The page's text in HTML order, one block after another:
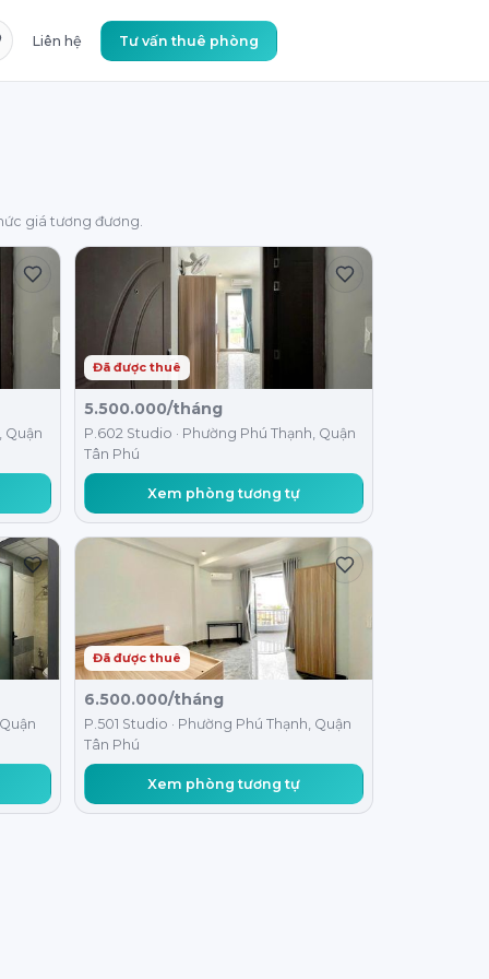
Liên hệ Tư vấn thuê phòng
giá tương đương.
Quận
Đã được thuê
5.500.000/tháng
P.602 Studio · Phường Phú Thạnh, Quận
Tân Phú
Xem phòng tương tự
Đã được thuê
6.500.000/tháng
P.501 Studio · Phường Phú Thạnh, Quận
Tân Phú
Xem phòng tương tự